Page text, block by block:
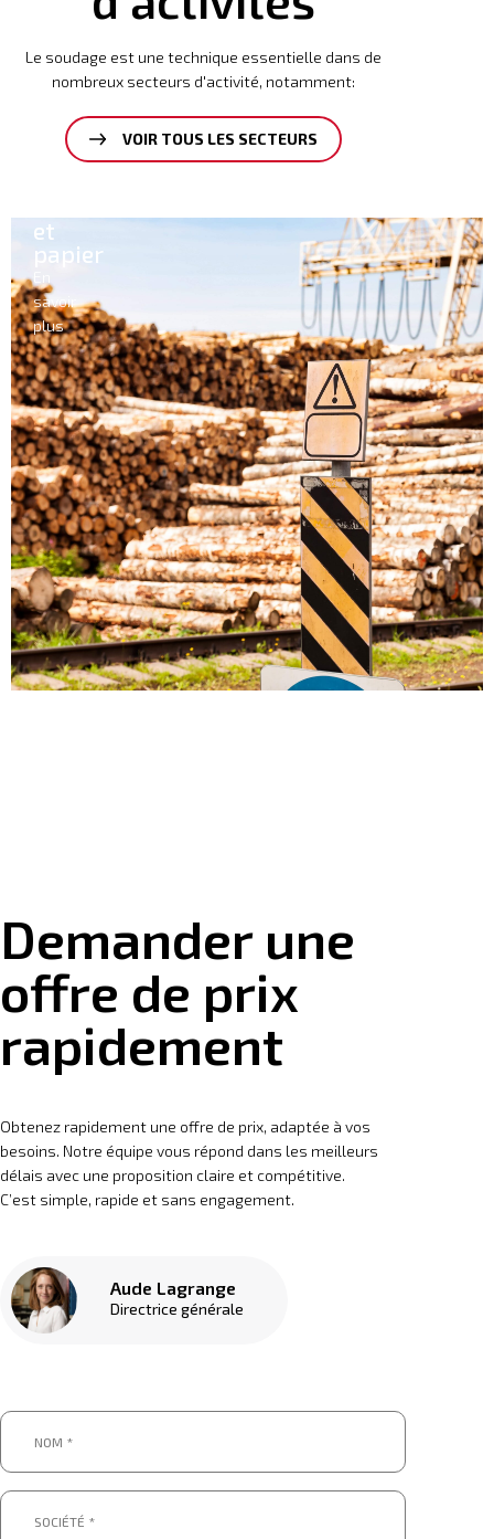
Le soudage est une technique essentielle dans de
nombreux secteurs d'activité, notamment:
VOIR TOUS LES SECTEURS
En
savoir
plus
Demander une
offre de prix
rapidement
Obtenez rapidement une offre de prix, adaptée à vos
besoins. Notre équipe vous répond dans les meilleurs
délais avec une proposition claire et compétitive.
C’est simple, rapide et sans engagement.
Aude Lagrange
Directrice générale
Nom
Société